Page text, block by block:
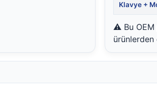
Klavye +
⚠️ Bu OEM